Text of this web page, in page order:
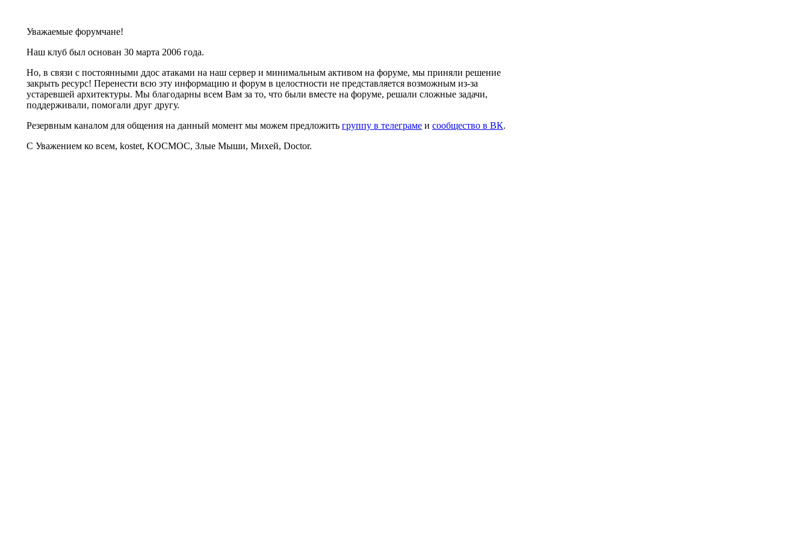
Уважаемые форумчане!
Наш клуб был основан 30 марта 2006 года.
Но, в связи с постоянными ддос атаками на наш сервер и минимальным активом на форуме, мы приняли решение
закрыть ресурс! Перенести всю эту информацию и форум в целостности не представляется возможным из-за
устаревшей архитектуры. Мы благодарны всем Вам за то, что были вместе на форуме, решали сложные задачи,
поддерживали, помогали друг другу.
Резервным каналом для общения на данный момент мы можем предложить группу в телеграме и сообщество в ВК.
С Уважением ко всем, kostet, KOCMOC, Злые Мыши, Михей, Doctor.